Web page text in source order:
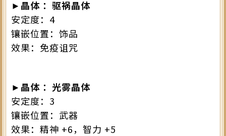
►晶体 ：驱祸晶体
安定度：4
镶嵌位置：饰品
效果：免疫诅咒
►晶体 ：光雾晶体
安定度：3
镶嵌位置：武器
效果：精神 +6，智力 +5